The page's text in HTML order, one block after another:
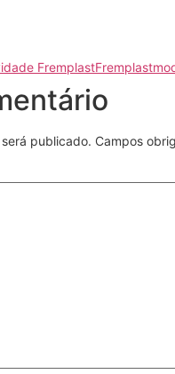
FremplastFremplast
publicado. Campos